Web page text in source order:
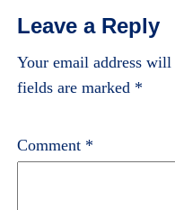
Leave a Reply
Your email address
fields are marked *
Comment *